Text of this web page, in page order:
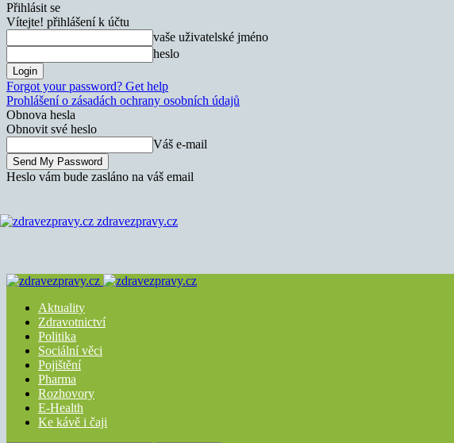
Přihlásit se
Vítejte! přihlášení k účtu
vaše uživatelské jméno
heslo
Forgot your password? Get help
Prohlášení o zásadách ochrany osobních údajů
Obnova hesla
Obnovit své heslo
Váš e-mail
Heslo vám bude zasláno na váš email
zdravezpravy.cz
Aktuality
Zdravotnictví
Politika
Sociální věci
Pojištění
Pharma
Rozhovory
E-Health
Ke kávě i čaji